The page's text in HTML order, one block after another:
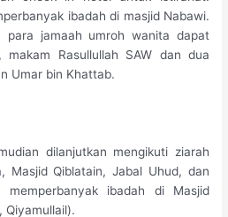
ibadah di masjid Nabawi.
para jamaah umroh wanita dapat
makam Rasullullah SAW dan dua
Umar bin Khattab.
dilanjutkan mengikuti ziarah
Masjid Qiblatain, Jabal Uhud, dan
memperbanyak ibadah di Masjid
Qiyamullail).